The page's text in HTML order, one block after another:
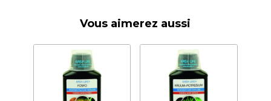
Vous aimerez aussi